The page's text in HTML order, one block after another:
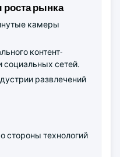
рынка
камеры
контент-
социальных сетей.
развлечений
стороны технологий